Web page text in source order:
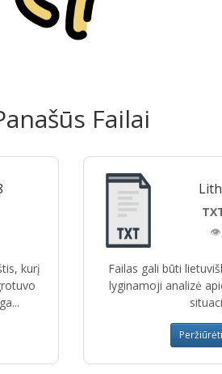
Failai
kurį
👁
Failas gali būti
lyginamoji analizė